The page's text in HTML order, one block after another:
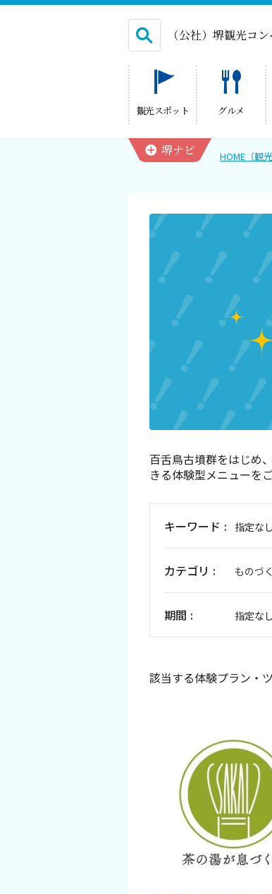
（公社）堺観光コ
観光スポット グルメ
堺ナビ HOME（観
百舌鳥古墳群をはじめ
きる体験型メニューを
キーワード 指定なし
カテゴリ ものづ
期間 指定なし
該当する体験プラン・